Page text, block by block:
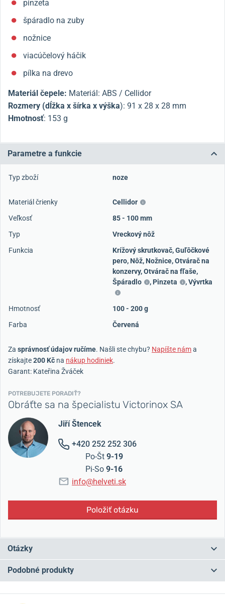
pinzeta
špáradlo na zuby
nožnice
viacúčelový háčik
pílka na drevo
Materiál čepele: Materiál: ABS / Cellidor
Rozmery (dĺžka x šírka x výška): 91 x 28 x 28 mm
Hmotnosť: 153 g
Parametre a funkcie
Typ zboží noze
Materiál črienky
Cellidor
Veľkosť
85 - 100 mm
Typ
Vreckový nôž
Funkcia
Krížový skrutkovač,Guľôčkové
pero, Nôž, Nožnice,Otvárač na
konzervy,Otvárač na fľaše,
Špáradlo
, Pinzeta ,Vývrtka
Hmotnosť
100 - 200 g
Farba
Červená
Za správnosť údajov ručíme. Našli ste chybu? Napíšte náma
získajte200 Kč na nákup hodiniek.
Garant: Kateřina Žváček
POTREBUJETE PORADIŤ?
Obráťte sa na špecialistu Victorinox SA
Jiří Štencek
+420 252 252 306
Po-Št 9-19
Pi-So 9-16
info@helveti.sk
Položiť otázku
Otázky
Máte otázku? Zanechajte nám komentár
Podobné produkty